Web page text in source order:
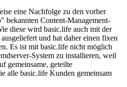
eine Nachfolge zu den vorher
bekannten Content-Management-
diese wird basic.life auch mit der
und hat daher einen fixen
Es ist mit basic.life nicht möglich
System zu installieren, weil
gemeinsame, geteilte
alle basic.life Kunden gemeinsam